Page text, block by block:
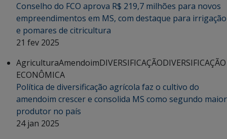
Conselho do FCO aprova R$ 219,7 milhões para novos
empreendimentos em MS, com destaque para irrigação
e pomares de citricultura
21 fev 2025
AgriculturaAmendoimDIVERSIFICAÇÃODIVERSIFICAÇÃO
ECONÔMICA
Política de diversificação agrícola faz o cultivo do
amendoim crescer e consolida MS como segundo maior
produtor no país
24 jan 2025